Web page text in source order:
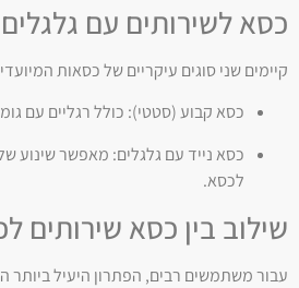
כסא לשירותים עם
קיימים שני סוגים עיקריים של כסאות
כסא קבוע (סטטי): כולל רגליים עם
כסא נייד עם גלגלים: מאפשר שינוע
לכסא.
שילוב בין כסא שירותים
עבור משתמשים רבים, הפתרון היעיל ביותר